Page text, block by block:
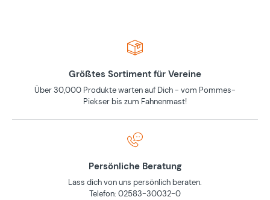
Größtes Sortiment für Vereine
Über 30,000 Produkte warten auf Dich - vom Pommes-
Piekser bis zum Fahnenmast!
Persönliche Beratung
Lass dich von uns persönlich beraten.
Telefon: 02583-30032-0